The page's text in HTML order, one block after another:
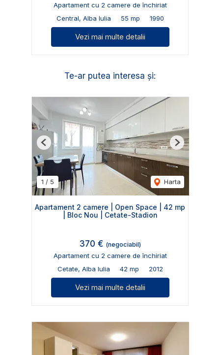
Apartament cu 2 camere de închiriat
Central, Alba Iulia
55 mp 1990
Vezi mai multe detalii
Te-ar putea interesa și:
1 / 5 Harta
Previous Next
Apartament 2 camere | Open Space | 42 mp
| Bloc Nou | Cetate-Stadion
370 € (negociabil)
Apartament cu 2 camere de închiriat
Cetate, Alba Iulia
42 mp 2012
Vezi mai multe detalii